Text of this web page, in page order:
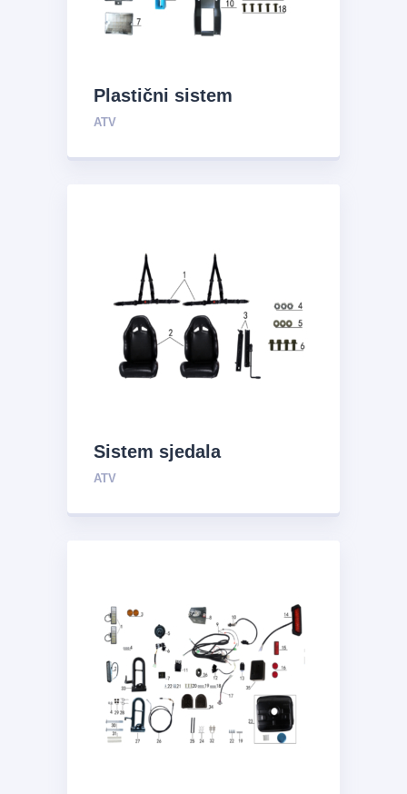
Plastični sistem
ATV
Sistem sjedala
ATV